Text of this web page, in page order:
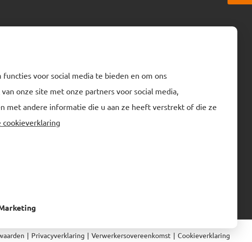
voor social media te bieden en om ons
onze site met onze partners voor social media,
met andere informatie die u aan ze heeft verstrekt of die ze
cookieverklaring
Normec Kalsbeek
info-kalsbeek@normecgroup.com
+31 592 35 00 00
| Privacyverklaring | Verwerkersovereenkomst | Cookieverklaring